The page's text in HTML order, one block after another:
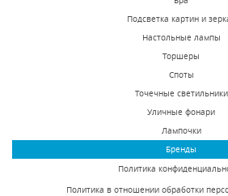
Подсветка картин и
Настольные лампы
Торшеры
Споты
Точечные светильники
Уличные фонари
Лампочки
Бренды
Политика
Политика в отношении обработки